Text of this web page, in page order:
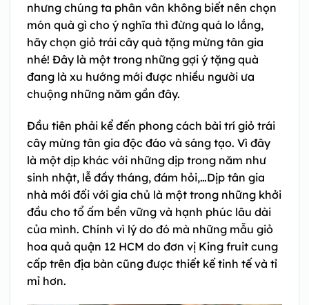
nhưng chúng ta phân vân không biết nên chọn
món quà gì cho ý nghĩa thì đừng quá lo lắng,
hãy chọn giỏ trái cây quà tặng mừng tân gia
nhé! Đây là một trong những gợi ý tặng quà
đang là xu hướng mới được nhiều người ưa
chuộng những năm gần đây.
Đầu tiên phải kể đến phong cách bài trí giỏ trái
cây mừng tân gia độc đáo và sáng tạo. Vì đây
là một dịp khác với những dịp trong năm như
sinh nhật, lễ đầy tháng, đám hỏi,…Dịp tân gia
nhà mới đối với gia chủ là một trong những khởi
đầu cho tổ ấm bền vững và hạnh phúc lâu dài
của mình. Chính vì lý do đó mà những mẫu giỏ
hoa quả quận 12 HCM do đơn vị King fruit cung
cấp trên địa bàn cũng được thiết kế tinh tế và tỉ
mỉ hơn.